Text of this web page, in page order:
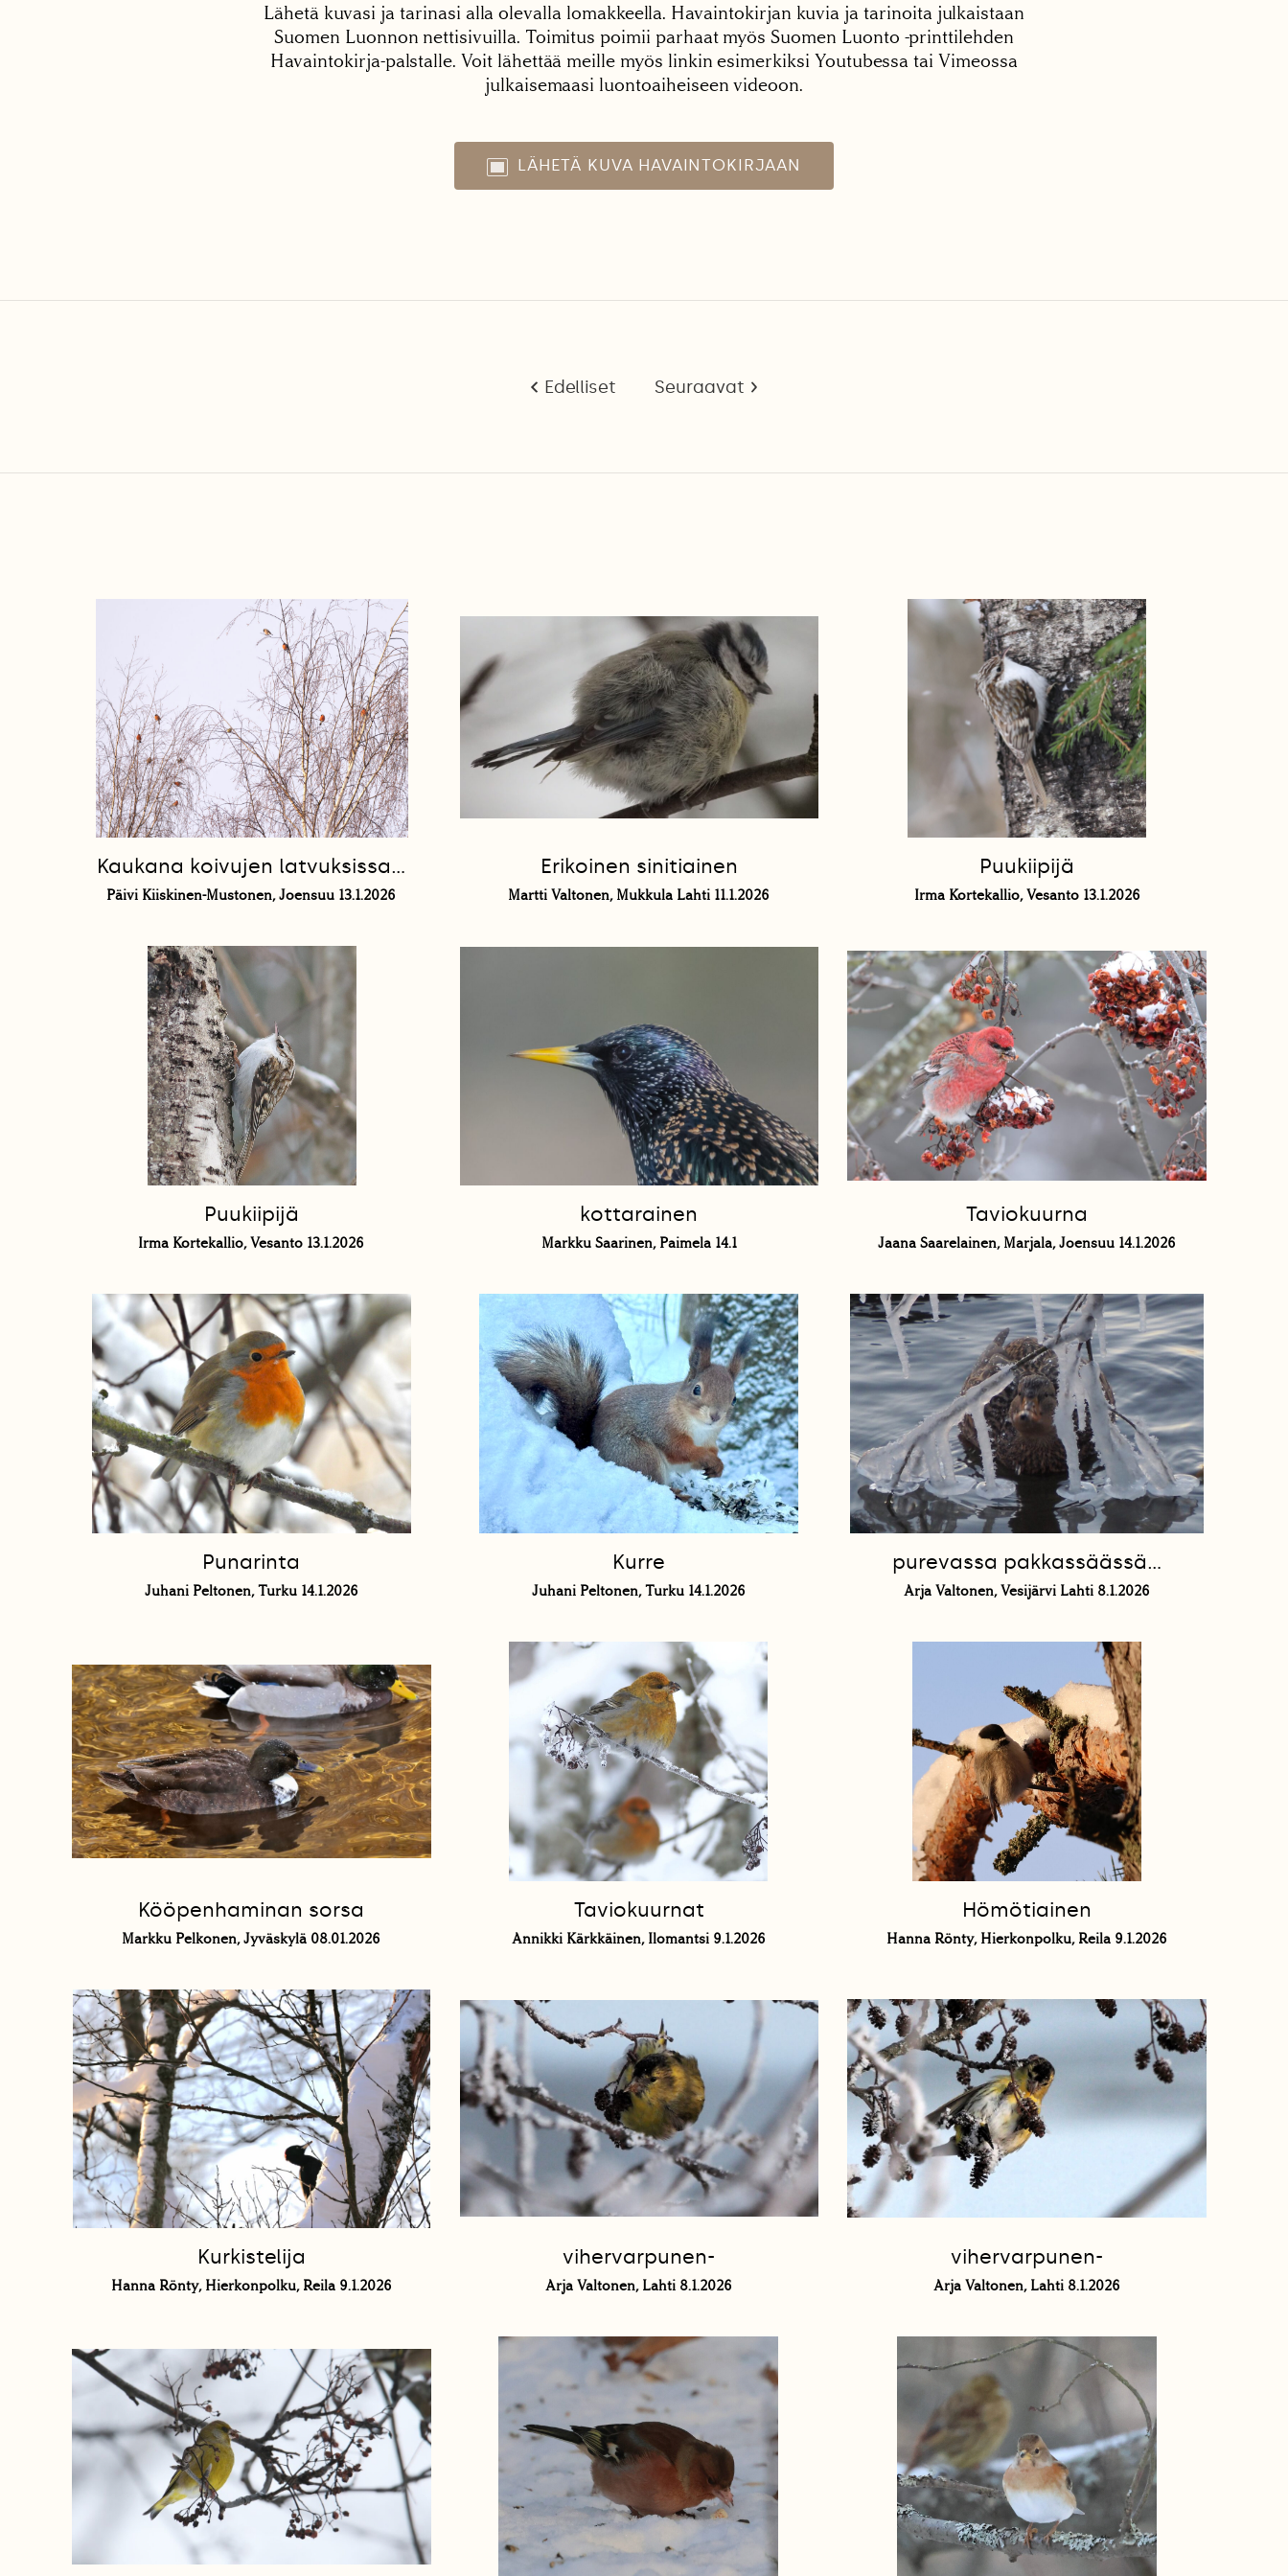
Lähetä kuvasi ja tarinasi alla olevalla lomakkeella. Havaintokirjan kuvia ja tarinoita julkaistaan
Suomen Luonnon nettisivuilla. Toimitus poimii parhaat myös Suomen Luonto -printtilehden
Havaintokirja-palstalle. Voit lähettää meille myös linkin esimerkiksi Youtubessa tai Vimeossa
julkaisemaasi luontoaiheiseen videoon.
LÄHETÄ KUVA HAVAINTOKIRJAAN
Edelliset Seuraavat
Kaukana koivujen latvuksissa...
Päivi Kiiskinen-Mustonen, Joensuu 13.1.2026
Erikoinen sinitiainen
Martti Valtonen, Mukkula Lahti 11.1.2026
Puukiipijä
Irma Kortekallio, Vesanto 13.1.2026
Puukiipijä
Irma Kortekallio, Vesanto 13.1.2026
kottarainen
Markku Saarinen, Paimela 14.1
Taviokuurna
Jaana Saarelainen, Marjala, Joensuu 14.1.2026
Punarinta
Juhani Peltonen, Turku 14.1.2026
Kurre
Juhani Peltonen, Turku 14.1.2026
purevassa pakkassäässä...
Arja Valtonen, Vesijärvi Lahti 8.1.2026
Kööpenhaminan sorsa
Markku Pelkonen, Jyväskylä 08.01.2026
Taviokuurnat
Annikki Kärkkäinen, Ilomantsi 9.1.2026
Hömötiainen
Hanna Rönty, Hierkonpolku, Reila 9.1.2026
Kurkistelija
Hanna Rönty, Hierkonpolku, Reila 9.1.2026
vihervarpunen-
Arja Valtonen, Lahti 8.1.2026
vihervarpunen-
Arja Valtonen, Lahti 8.1.2026